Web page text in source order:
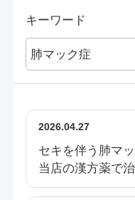
キーワード
2026.04.27
セキを伴う肺マ
当店の漢方薬で